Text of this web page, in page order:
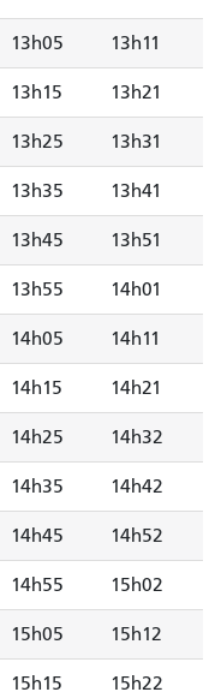
13h05 13h11
13h15 13h21
13h25 13h31
13h35 13h41
13h45 13h51
13h55 14h01
14h05 14h11
14h15 14h21
14h25 14h32
14h35 14h42
14h45 14h52
14h55 15h02
15h05 15h12
15h15 15h22